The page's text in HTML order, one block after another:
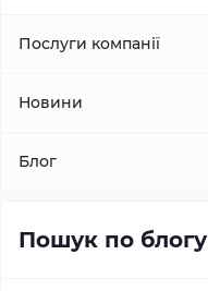
Послуги компанії
Новини
Блог
Пошук по блогу